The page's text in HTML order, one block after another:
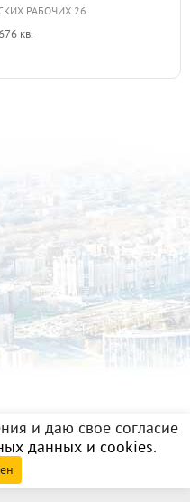
РАБОЧИХ 26
76 кв.
и даю своё согласие
данных и cookies.